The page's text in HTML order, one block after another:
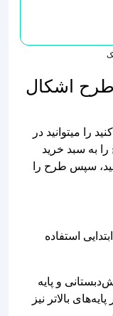
طرح‌ اشکال
را میتوانید در
به سبد خرید
سپس طرح را
استفاده
و پایه
بالاتر نیز